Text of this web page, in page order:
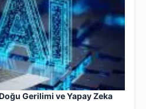
Gerilimi ve Yapay Zeka